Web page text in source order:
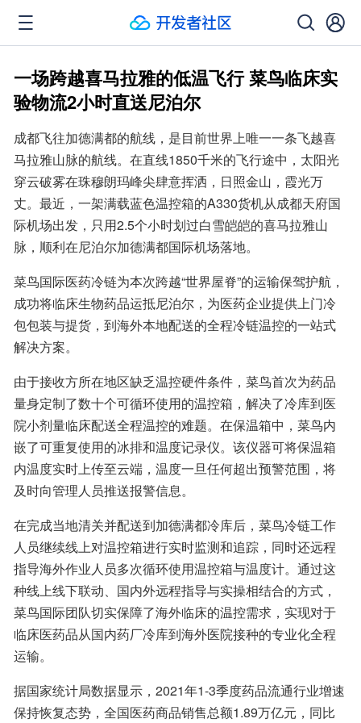
一场跨越喜马拉雅的低温飞行 菜鸟临床实
验物流2小时直送尼泊尔
成都飞往加德满都的航线，是目前世界上唯一一条飞越喜
马拉雅山脉的航线。在直线1850千米的飞行途中，太阳光
穿云破雾在珠穆朗玛峰尖肆意挥洒，日照金山，霞光万
丈。最近，一架满载蓝色温控箱的A330货机从成都天府国
际机场出发，只用2.5个小时划过白雪皑皑的喜马拉雅山
脉，顺利在尼泊尔加德满都国际机场落地。
菜鸟国际医药冷链为本次跨越“世界屋脊”的运输保驾护航，
成功将临床生物药品运抵尼泊尔，为医药企业提供上门冷
包包装与提货，到海外本地配送的全程冷链温控的一站式
解决方案。
由于接收方所在地区缺乏温控硬件条件，菜鸟首次为药品
量身定制了数十个可循环使用的温控箱，解决了冷库到医
院小剂量临床配送全程温控的难题。在保温箱中，菜鸟内
嵌了可重复使用的冰排和温度记录仪。该仪器可将保温箱
内温度实时上传至云端，温度一旦任何超出预警范围，将
及时向管理人员推送报警信息。
在完成当地清关并配送到加德满都冷库后，菜鸟冷链工作
人员继续线上对温控箱进行实时监测和追踪，同时还远程
指导海外作业人员多次循环使用温控箱与温度计。通过这
种线上线下联动、国内外远程指导与实操相结合的方式，
菜鸟国际团队切实保障了海外临床的温控需求，实现对于
临床医药品从国内药厂冷库到海外医院接种的专业化全程
运输。
据国家统计局数据显示，2021年1-3季度药品流通行业增速
保持恢复态势，全国医药商品销售总额1.89万亿元，同比